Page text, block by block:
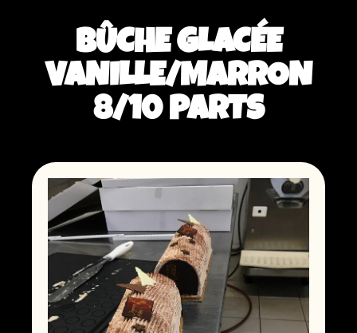
BÛCHE GLACÉE
VANILLE/MARRON
8/10 PARTS